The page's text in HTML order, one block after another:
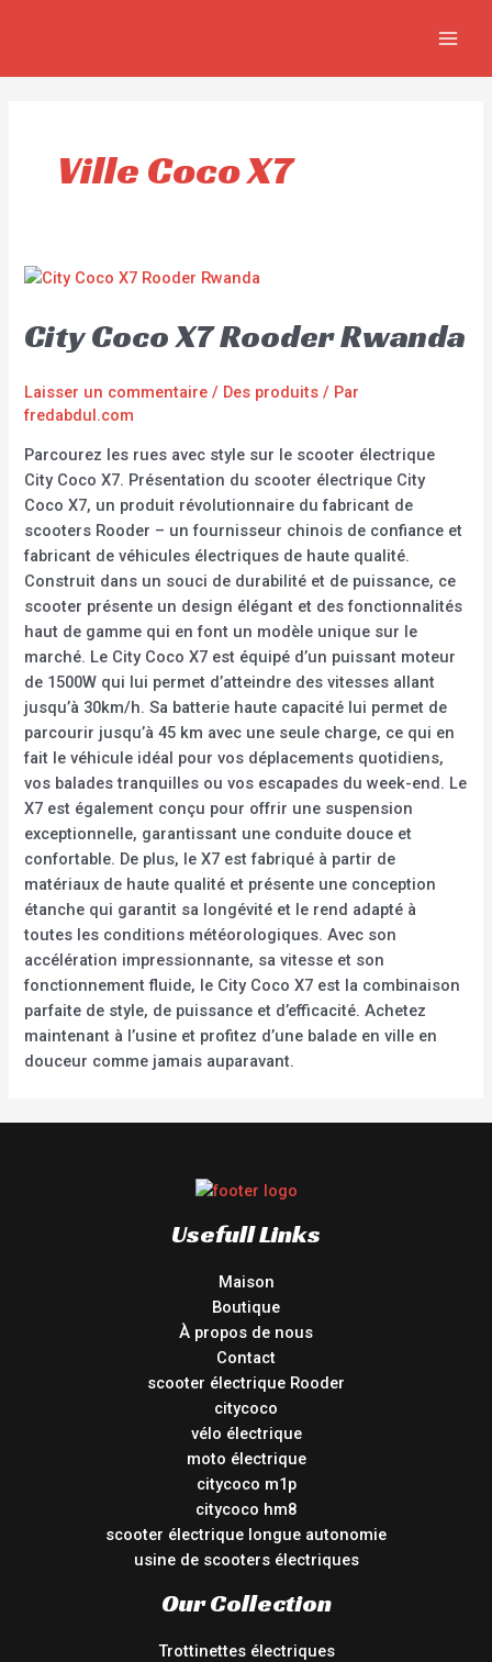
Ville Coco X7
City Coco X7 Rooder Rwanda
Laisser un commentaire / Des produits / Par
fredabdul.com
Parcourez les rues avec style sur le scooter électrique
City Coco X7. Présentation du scooter électrique City
Coco X7, un produit révolutionnaire du fabricant de
scooters Rooder – un fournisseur chinois de confiance et
fabricant de véhicules électriques de haute qualité.
Construit dans un souci de durabilité et de puissance, ce
scooter présente un design élégant et des fonctionnalités
haut de gamme qui en font un modèle unique sur le
marché. Le City Coco X7 est équipé d’un puissant moteur
de 1500W qui lui permet d’atteindre des vitesses allant
jusqu’à 30km/h. Sa batterie haute capacité lui permet de
parcourir jusqu’à 45 km avec une seule charge, ce qui en
fait le véhicule idéal pour vos déplacements quotidiens,
vos balades tranquilles ou vos escapades du week-end. Le
X7 est également conçu pour offrir une suspension
exceptionnelle, garantissant une conduite douce et
confortable. De plus, le X7 est fabriqué à partir de
matériaux de haute qualité et présente une conception
étanche qui garantit sa longévité et le rend adapté à
toutes les conditions météorologiques. Avec son
accélération impressionnante, sa vitesse et son
fonctionnement fluide, le City Coco X7 est la combinaison
parfaite de style, de puissance et d’efficacité. Achetez
maintenant à l’usine et profitez d’une balade en ville en
douceur comme jamais auparavant.
Usefull Links
Maison
Boutique
À propos de nous
Contact
scooter électrique Rooder
citycoco
vélo électrique
moto électrique
citycoco m1p
citycoco hm8
scooter électrique longue autonomie
usine de scooters électriques
Our Collection
Trottinettes électriques